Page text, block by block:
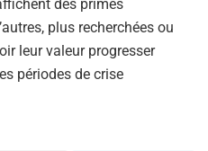
des primes
plus recherchées ou
leur valeur progresser
périodes de crise